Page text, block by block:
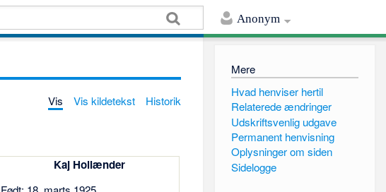
Anonym
Vis Vis kildetekst Historik
Kaj Hollænder
Mere
Hvad henviser hertil
Relaterede ændringer
Udskriftsvenlig udgave
Permanent henvisning
Oplysninger om siden
Sidelogge